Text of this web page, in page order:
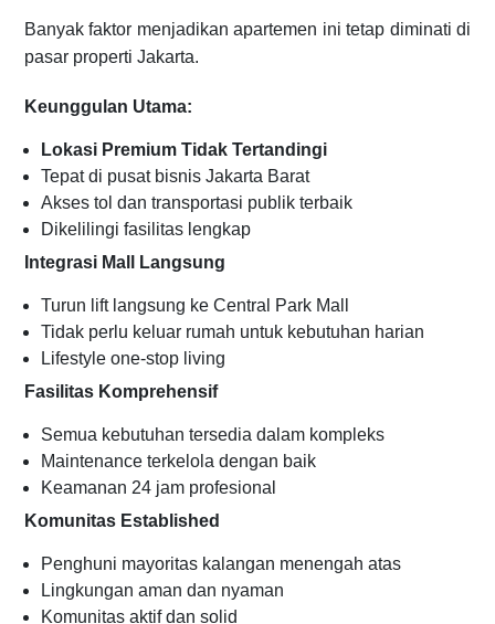
Banyak faktor menjadikan apartemen ini tetap diminati di
pasar properti Jakarta.
Keunggulan Utama:
Lokasi Premium Tidak Tertandingi
Tepat di pusat bisnis Jakarta Barat
Akses tol dan transportasi publik terbaik
Dikelilingi fasilitas lengkap
Integrasi Mall Langsung
Turun lift langsung ke Central Park Mall
Tidak perlu keluar rumah untuk kebutuhan harian
Lifestyle one-stop living
Fasilitas Komprehensif
Semua kebutuhan tersedia dalam kompleks
Maintenance terkelola dengan baik
Keamanan 24 jam profesional
Komunitas Established
Penghuni mayoritas kalangan menengah atas
Lingkungan aman dan nyaman
Komunitas aktif dan solid